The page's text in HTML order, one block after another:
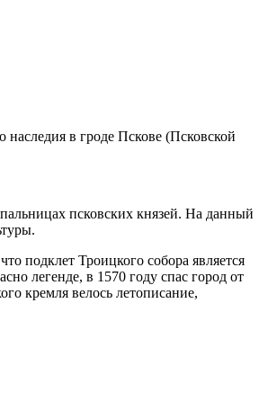
в гроде Пскове (Псковской
псковских князей. На данный
подклет Троицкого собора является
легенде, в 1570 году спас город от
кремля велось летописание,